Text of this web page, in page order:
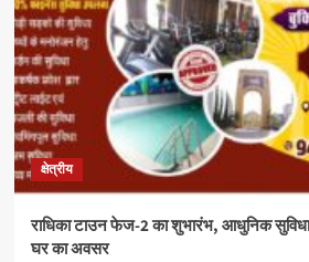
क्षेत्रीय
राधिका टाउन फेज-2 का शुभारंभ, आधुनिक
घर का अवसर